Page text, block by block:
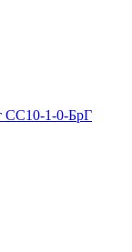
СС10-1-0-БрГ